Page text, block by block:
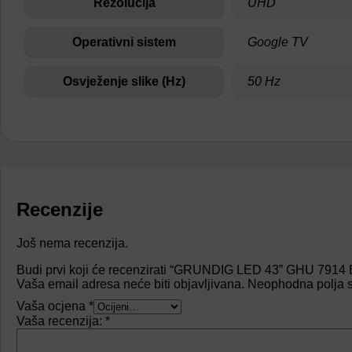
Rezolucija UHD
Operativni sistem Google TV
Osvježenje slike (Hz) 50 Hz
Recenzije
Još nema recenzija.
Budi prvi koji će recenzirati “GRUNDIG LED 43” GHU 7914
Vaša email adresa neće biti objavljivana. Neophodna polja
Vaša ocjena *
Vaša recenzija: *